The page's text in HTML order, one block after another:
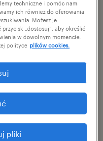
techniczne i pomóc nam
ich również do oferowania
Możesz je
„dostosuj”, aby określić
w dowolnym momencie.
polityce plików cookies.
pliki